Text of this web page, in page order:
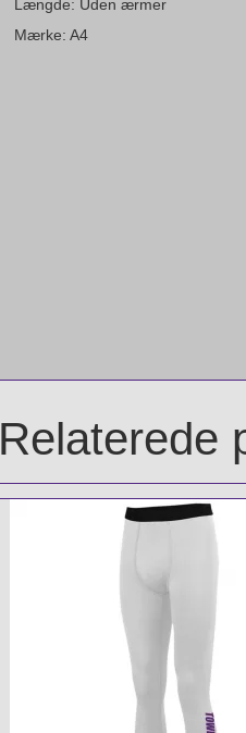
Længde: Uden ærmer
Mærke: A4
Relaterede